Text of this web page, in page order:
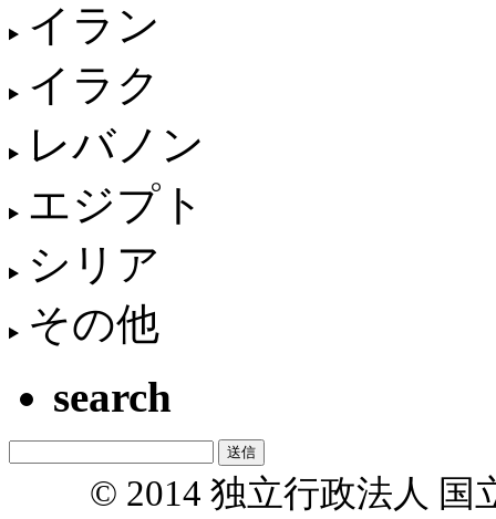
イラン
イラク
レバノン
エジプト
シリア
その他
search
© 2014 独立行政法人 国